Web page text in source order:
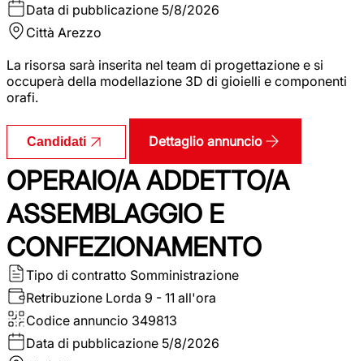
Data di pubblicazione 5/8/2026
Città Arezzo
La risorsa sarà inserita nel team di progettazione e si
occuperà della modellazione 3D di gioielli e componenti
orafi.
Candidati Dettaglio annuncio
OPERAIO/A ADDETTO/A
ASSEMBLAGGIO E
CONFEZIONAMENTO
Tipo di contratto Somministrazione
Retribuzione Lorda 9 - 11 all'ora
Codice annuncio 349813
Data di pubblicazione 5/8/2026